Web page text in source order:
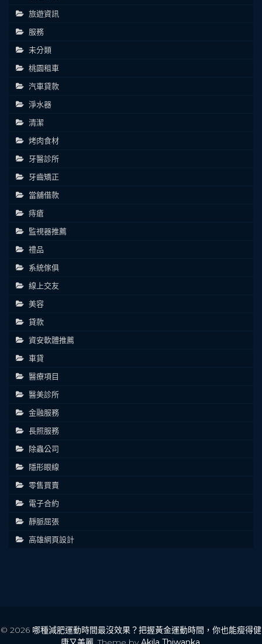
旅遊資訊
服務
未分類
桃園租車
汽車貸款
淨水器
清潔
烤肉食材
牙醫診所
牙齒矯正
當舖借款
痔瘡
監視器推薦
禮品
系統傢俱
線上交友
美容
貸款
資安軟體推薦
車貸
醫療項目
醫美診所
金融服務
長照服務
除蟲公司
隱形眼線
零售買賣
電子合約
靜脈屈張
高雄網頁設計
© 2026 哪種減肥運動時間最沒效果？把握黃金運動時間，你也能瘦得健